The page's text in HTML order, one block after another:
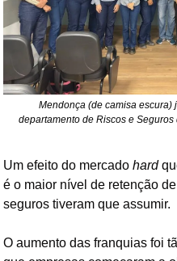
Mendonça (de camisa escura)
departamento de Riscos e
Um efeito do mercado hard
é o maior nível de retenção
seguros tiveram que assumir.
O aumento das franquias foi